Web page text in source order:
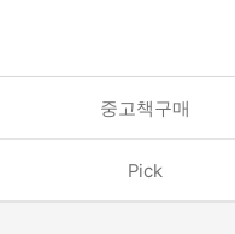
중고책구매
Pick